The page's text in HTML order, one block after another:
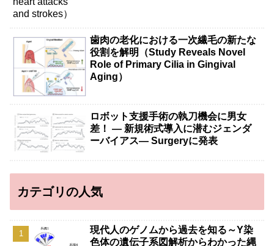
歯肉の老化における一次繊毛の新たな
役割を解明（Study Reveals Novel
Role of Primary Cilia in Gingival
Aging）
ロボット支援手術の執刀機会に男女
差！ — 新規術式導入に潜むジェンダ
ーバイアス— Surgeryに発表
カテゴリの人気
現代人のゲノムから過去を知る～Y染
色体の遺伝子系図解析からわかった縄